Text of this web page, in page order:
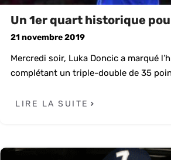
Un 1er quart historique
21 novembre 2019
Mercredi soir, Luka Doncic a marqué
complétant un triple-double de 35
LIRE LA SUITE